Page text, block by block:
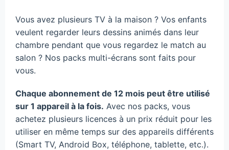
Vous avez plusieurs TV à la maison ? Vos enfants
veulent regarder leurs dessins animés dans leur
chambre pendant que vous regardez le match au
salon ? Nos packs multi-écrans sont faits pour
vous.
Chaque abonnement de 12 mois peut être utilisé
sur 1 appareil à la fois. Avec nos packs, vous
achetez plusieurs licences à un prix réduit pour les
utiliser en même temps sur des appareils différents
(Smart TV, Android Box, téléphone, tablette, etc.).